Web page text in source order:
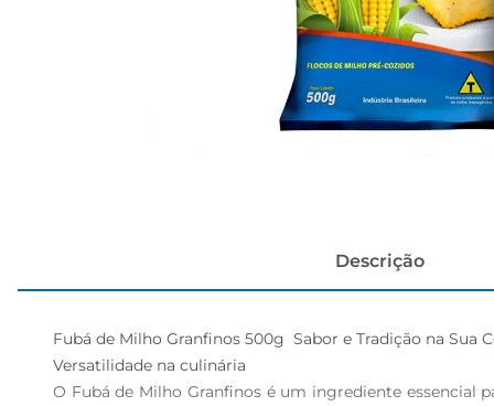
Descrição
Fubá de Milho Granfinos 500g  Sabor e Tradição na Sua
Versatilidade na culinária
O Fubá de Milho Granfinos é um ingrediente essencial